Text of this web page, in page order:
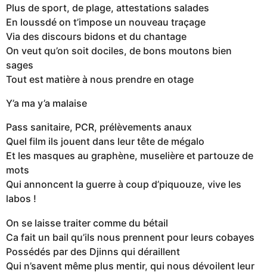
Plus de sport, de plage, attestations salades
En loussdé on t’impose un nouveau traçage
Via des discours bidons et du chantage
On veut qu’on soit dociles, de bons moutons bien
sages
Tout est matière à nous prendre en otage
Y’a ma y’a malaise
Pass sanitaire, PCR, prélèvements anaux
Quel film ils jouent dans leur tête de mégalo
Et les masques au graphène, muselière et partouze de
mots
Qui annoncent la guerre à coup d’piquouze, vive les
labos !
On se laisse traiter comme du bétail
Ca fait un bail qu’ils nous prennent pour leurs cobayes
Possédés par des Djinns qui déraillent
Qui n’savent même plus mentir, qui nous dévoilent leur